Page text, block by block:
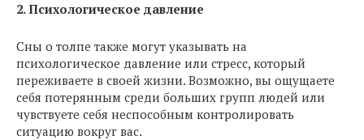
2. Психологическое давление
Сны о толпе также могут указывать на
психологическое давление или стресс, который
переживаете в своей жизни. Возможно, вы ощущаете
себя потерянным среди больших групп людей или
чувствуете себя неспособным контролировать
ситуацию вокруг вас.